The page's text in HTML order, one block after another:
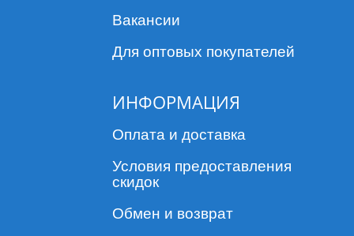
Вакансии
Для оптовых покупателей
ИНФОРМАЦИЯ
Оплата и доставка
Условия предоставления
скидок
Обмен и возврат